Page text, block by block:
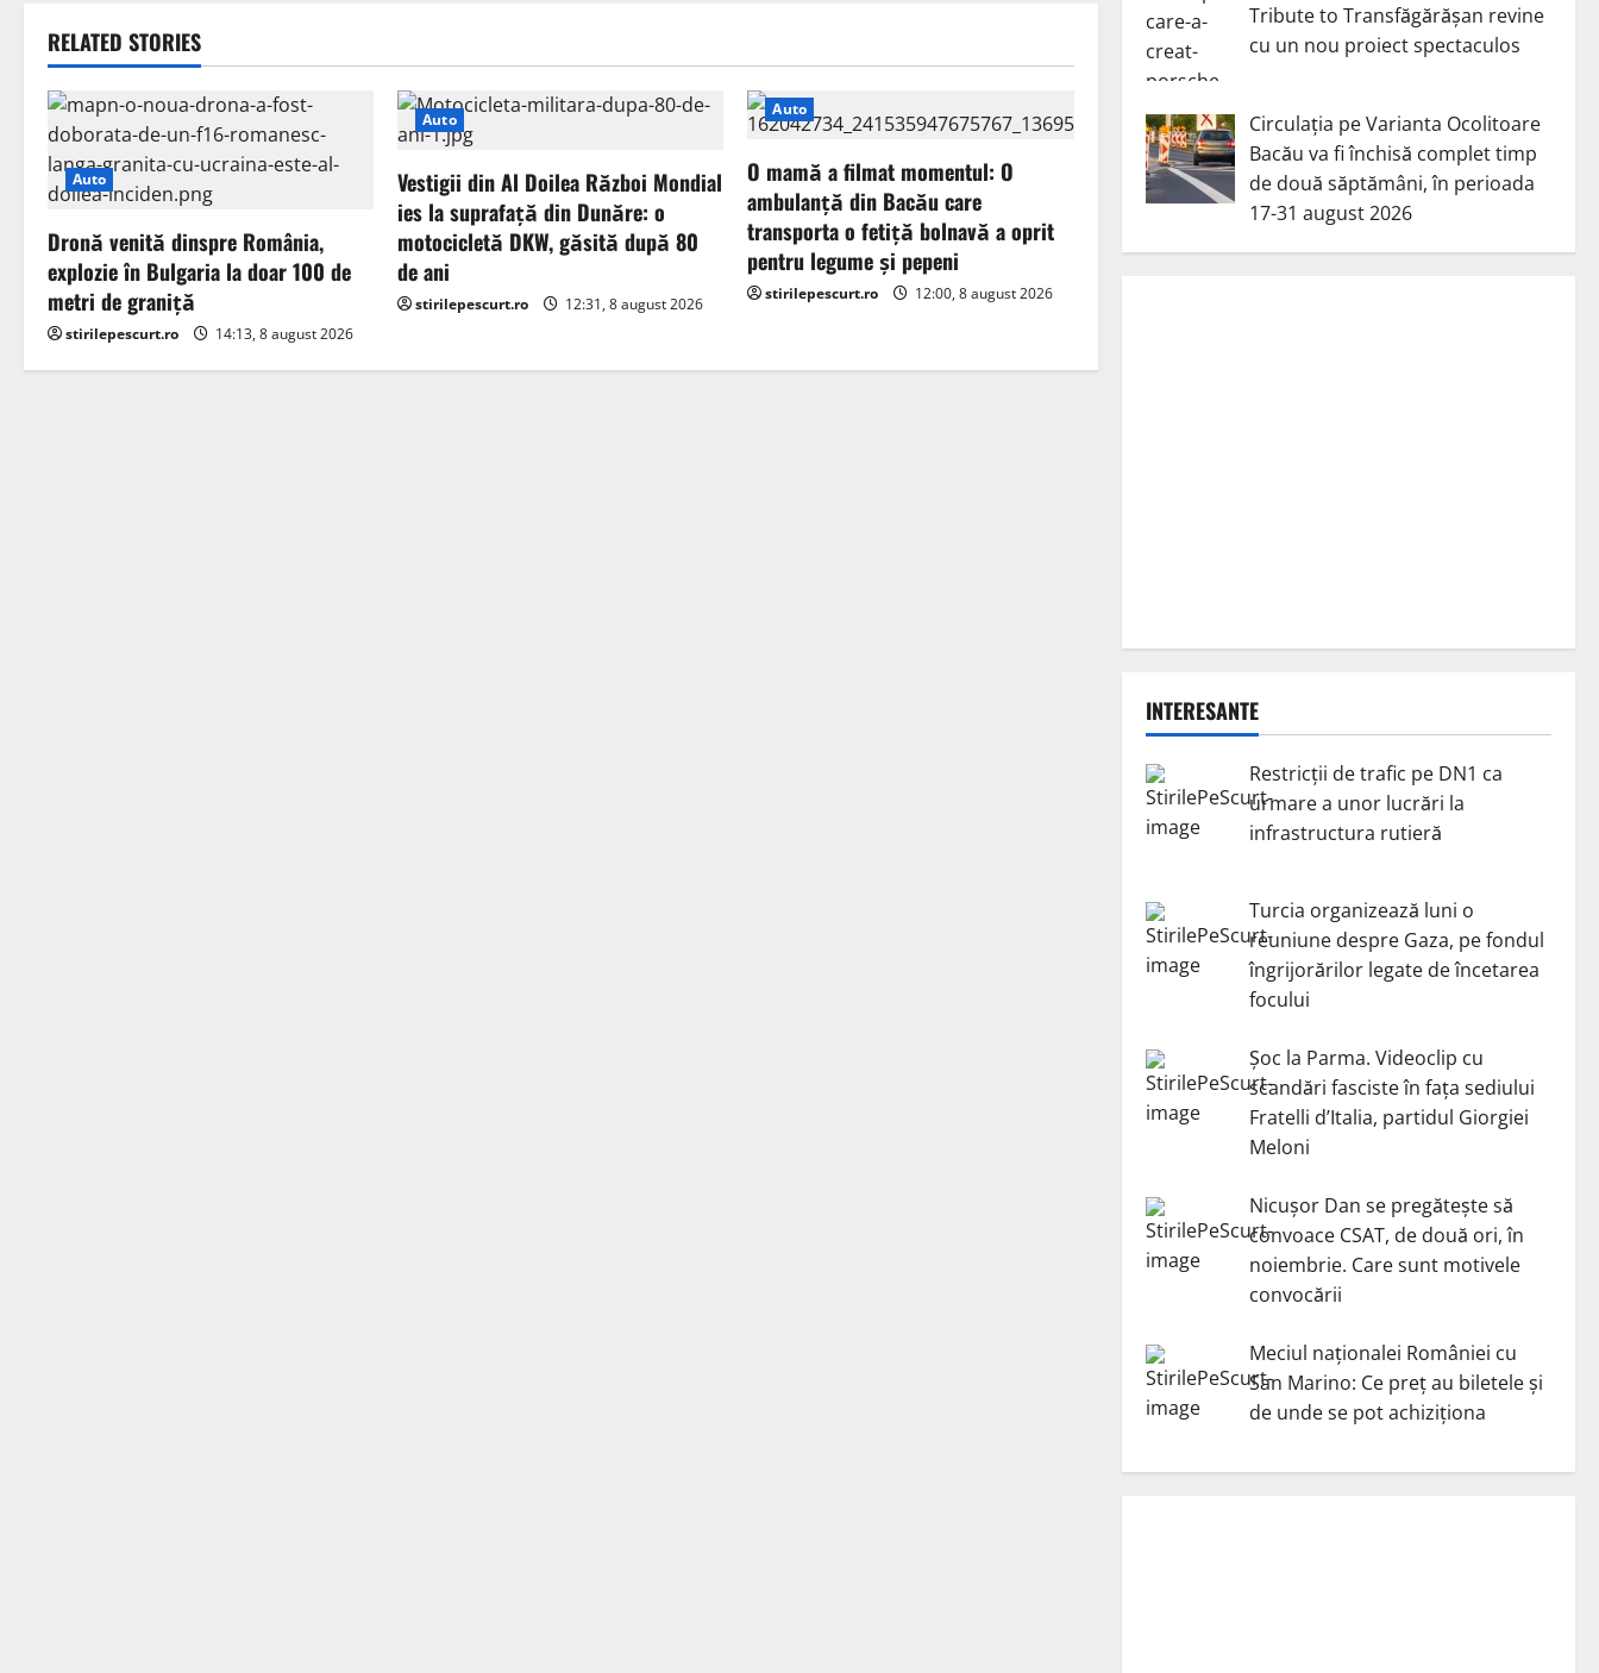
n
a
v
i
g
a
t
RELATED STORIES
Auto
Dronă venită dinspre România,
explozie în Bulgaria la doar 100 de
metri de graniță
stirilepescurt.ro 14:13, 8 august 2026
Auto
Vestigii din Al Doilea Război Mondial
ies la suprafață din Dunăre: o
motocicletă DKW, găsită după 80
de ani
stirilepescurt.ro 12:31, 8 august 2026
Auto
O mamă a filmat momentul: O
ambulanță din Bacău care
transporta o fetiță bolnavă a oprit
pentru legume și pepeni
stirilepescurt.ro 12:00, 8 august 2026
Tribute to Transfăgărășan revine
cu un nou proiect spectaculos
Circulația pe Varianta Ocolitoare
Bacău va fi închisă complet timp
de două săptămâni, în perioada
17-31 august 2026
INTERESANTE
Restricții de trafic pe DN1 ca
urmare a unor lucrări la
infrastructura rutieră
Turcia organizează luni o
reuniune despre Gaza, pe fondul
îngrijorărilor legate de încetarea
focului
Șoc la Parma. Videoclip cu
scandări fasciste în fața sediului
Fratelli d’Italia, partidul Giorgiei
Meloni
Nicuşor Dan se pregăteşte să
convoace CSAT, de două ori, în
noiembrie. Care sunt motivele
convocării
Meciul naționalei României cu
San Marino: Ce preț au biletele și
de unde se pot achiziționa